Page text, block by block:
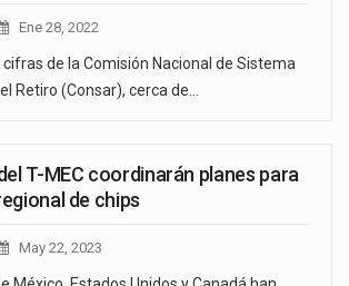
Ene 28, 2022
cifras de la Comisión Nacional de Sistema
Retiro (Consar), cerca de…
T-MEC coordinarán planes para
de chips
May 22, 2023